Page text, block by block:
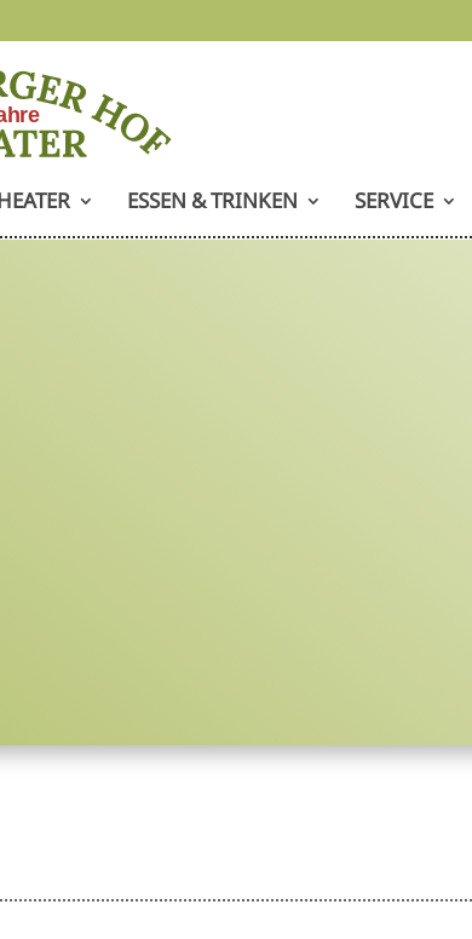
ESSEN & TRINKEN SERVICE